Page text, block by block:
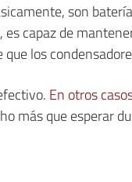
son
capaz de
los
En otros
más que esperar